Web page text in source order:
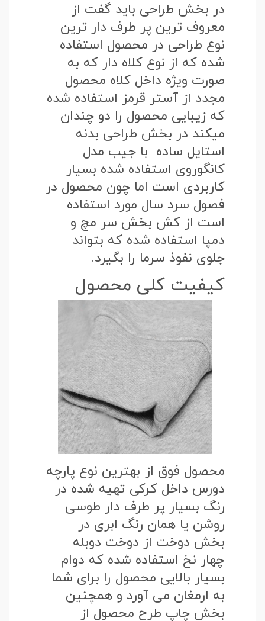
در بخش طراحی باید گفت از
معروف ترین پر طرف دار ترین
نوع طراحی در محصول استفاده
شده که از نوع کلاه دار که به
صورت ویژه داخل کلاه محصول
مجدد از آستر قرمز استفاده شده
که زیبایی محصول را دو چندان
میکند در بخش طراحی بدنه
استایل ساده با جیب مدل
کانگوروی استفاده شده بسیار
کاربردی است اما چون محصول در
فصول سرد سال مورد استفاده
است از کش بخش سر مچ و
دمپا استفاده شده که بتواند
جلوی نفوذ سرما را بگیرد.
کیفیت کلی محصول
محصول فوق از بهترین نوع پارچه
دورس داخل کرکی تهیه شده در
رنگ بسیار پر طرف دار طوسی
روشن یا همان رنگ ابری در
بخش دوخت از دوخت دوبله
چهار نخ استفاده شده که دوام
بسیار بالایی محصول را برای شما
به ارمغان می آورد و همچنین
بخش چاپ طرح محصول از